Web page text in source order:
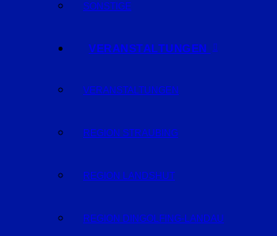
SONSTIGE
VERANSTALTUNGEN
VERANSTALTUNGEN
REGION STRAUBING
REGION LANDSHUT
REGION DINGOLFING-LANDAU